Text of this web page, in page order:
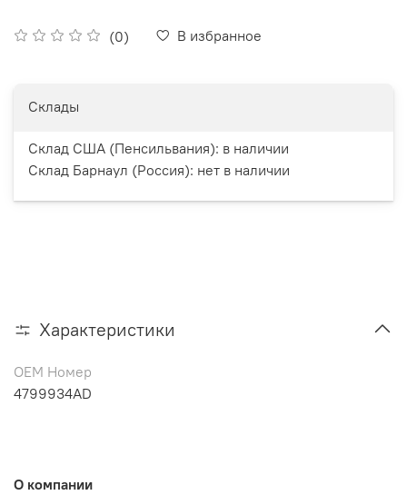
(0) В избранное
Склады
Склад США (Пенсильвания): в наличии
Склад Барнаул (Россия): нет в наличии
Характеристики
OEM Номер
4799934AD
О компании